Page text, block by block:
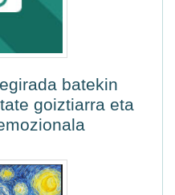
batekin
goiztiarra eta